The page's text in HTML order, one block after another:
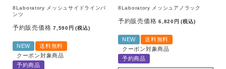
8Laboratory メッシュサイドラインパ
ンツ
予約販売価格 7,590 税込
NEW
送料無料
クーポン対象商品
予約商品
8Laboratory メッシュアノラック
予約販売価格 6,820 税込
NEW
送料無料
クーポン対象商品
予約商品